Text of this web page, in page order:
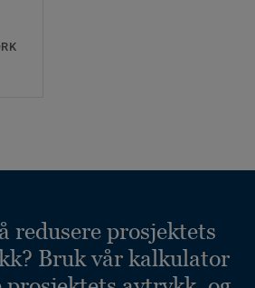
redusere prosjektets
Bruk vår kalkulator